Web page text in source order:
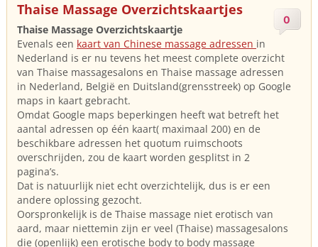
Thaise Massage Overzichtskaartjes
0
Thaise Massage Overzichtskaartje
Evenals een kaart van Chinese massage adressen in
Nederland is er nu tevens het meest complete overzicht
van Thaise massagesalons en Thaise massage adressen
in Nederland, België en Duitsland(grensstreek) op Google
maps in kaart gebracht.
Omdat Google maps beperkingen heeft wat betreft het
aantal adressen op één kaart( maximaal 200) en de
beschikbare adressen het quotum ruimschoots
overschrijden, zou de kaart worden gesplitst in 2
pagina’s.
Dat is natuurlijk niet echt overzichtelijk, dus is er een
andere oplossing gezocht.
Oorspronkelijk is de Thaise massage niet erotisch van
aard, maar niettemin zijn er veel (Thaise) massagesalons
die (openlijk) een erotische body to body massage